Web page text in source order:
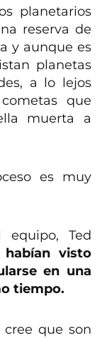
planetarios
reserva de
y aunque es
planetas
a lo lejos
que
muerta a
es muy
equipo, Ted
habían visto
en una
tiempo.
cree que son